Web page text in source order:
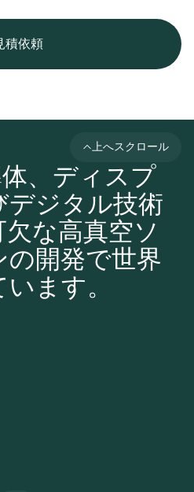
積依頼
、ディスプ
デジタル技術
な高真空ソ
の開発で世界
ます。
上へスクロール